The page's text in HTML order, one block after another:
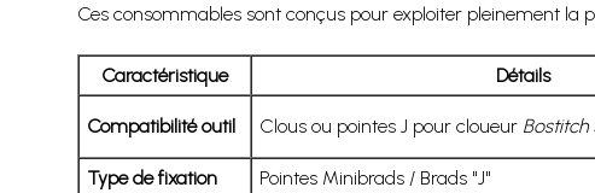
Ces consommables sont conçus pour exploiter pleinement la
Caractéristique Détails
Compatibilité outil Clous ou pointes J pour cloueur Bostitch
Type de fixation
Pointes Minibrads / Brads "J"